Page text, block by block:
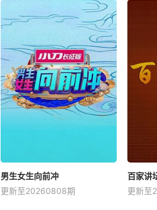
男生女生向前冲
更新至20260808期
百家讲
更新至